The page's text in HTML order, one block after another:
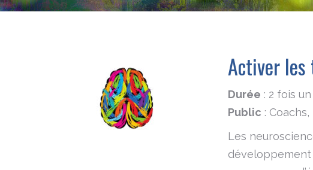
Activer les
Durée : 2 fois
Public :
Les